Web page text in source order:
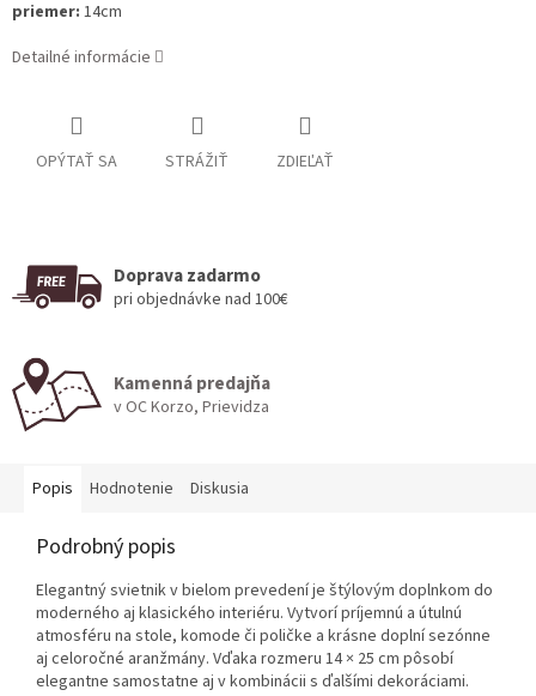
priemer: 14cm
Detailné informácie
OPÝTAŤ SA STRÁŽIŤ ZDIEĽAŤ
Doprava zadarmo
pri objednávke nad 100€
Kamenná predajňa
v OC Korzo, Prievidza
Popis Hodnotenie Diskusia
Podrobný popis
Elegantný svietnik v bielom prevedení je štýlovým doplnkom do
moderného aj klasického interiéru. Vytvorí príjemnú a útulnú
atmosféru na stole, komode či poličke a krásne doplní sezónne
aj celoročné aranžmány. Vďaka rozmeru 14 × 25 cm pôsobí
elegantne samostatne aj v kombinácii s ďalšími dekoráciami.